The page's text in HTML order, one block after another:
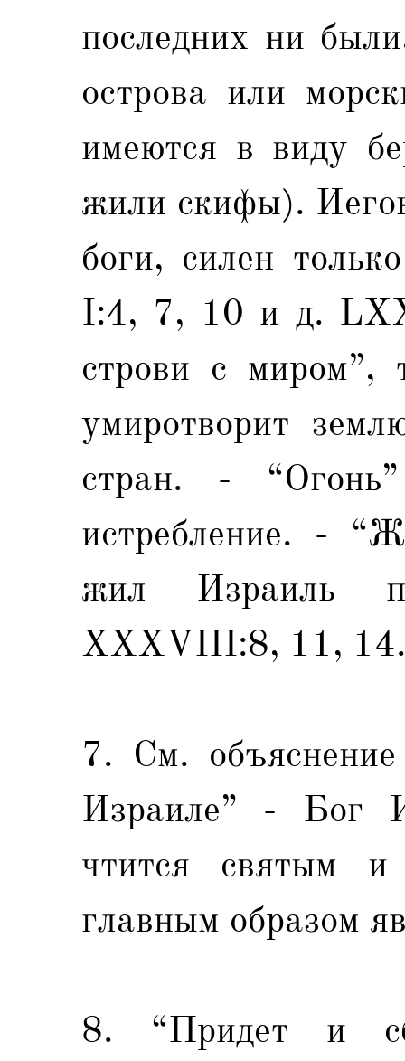
последних ни
острова или
имеются в виду
жили скифы).
боги, силен
I:4, 7, 10 и д. LXX
строви с миром”,
умиротворит
стран. -
истребление. -
жил Израиль
XXXVIII:8, 11, 14.
7. См.
Израиле” - Бог
чтится святым
главным образом
8. “Придет и